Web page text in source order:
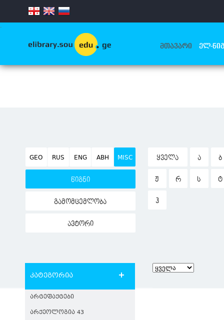
.
ᲛᲗᲐᲕᲐᲠᲘ ᲔᲚ-
GEO RUS ENG ABH MISC
წიგნი
გამომცემლობა
ავტორი
ᲧᲕᲔᲚᲐ Ა Ბ
Ჟ Რ Ს Ტ
Ჰ
კატეგორია
ᲐᲠᲢᲔᲤᲐᲥᲢᲔᲑᲘ
ᲐᲠᲥᲔᲝᲚᲝᲒᲘᲐ 43